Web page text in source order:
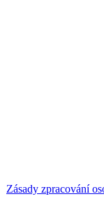
Zásady zpracování